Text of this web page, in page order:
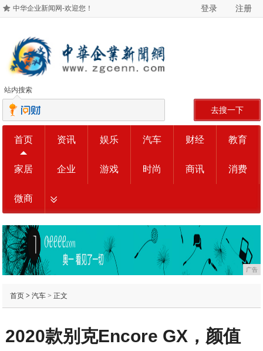
中华企业新闻网-欢迎您！ 登录 注册
站内搜索
去搜一下
首页 资讯 娱乐 汽车 财经 教育
家居 企业 游戏 时尚 商讯 消费
微商
广告
首页> 汽车> 正文
2020款别克Encore GX，颜值